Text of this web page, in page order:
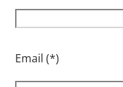
Email (*)